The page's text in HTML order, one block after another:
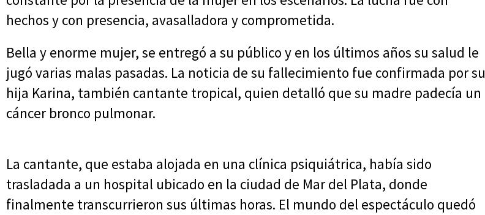
hechos y con presencia, avasalladora y comprometida.
Bella y enorme mujer, se entregó a su público y en los últimos años su salud le
jugó varias malas pasadas. La noticia de su fallecimiento fue confirmada por su
hija Karina, también cantante tropical, quien detalló que su madre padecía un
cáncer bronco pulmonar.
La cantante, que estaba alojada en una clínica psiquiátrica, había sido
trasladada a un hospital ubicado en la ciudad de Mar del Plata, donde
finalmente transcurrieron sus últimas horas. El mundo del espectáculo quedó